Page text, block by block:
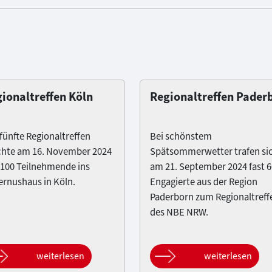
Köln
Regionaltreffen
am 16. November 2024
Teilnehmende ins
in Köln.
weiterlesen
Regionaltreffen
Bei schönstem
Spätsommerwetter trafen
am 21. September 2024 fast
Engagierte aus der Region
Paderborn zum
des NBE NRW.
weiterlesen